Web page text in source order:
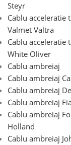
Steyr
Cablu acceleratie
Valmet Valtra
Cablu acceleratie
White Oliver
Cablu ambreiaj
Cablu ambreiaj
Cablu ambreiaj
Cablu ambreiaj
Cablu ambreiaj
Holland
Cablu ambreiaj